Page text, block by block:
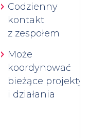
Codzienny
kontakt
z zespołem
Może
koordynować
bieżące projekty
i działania